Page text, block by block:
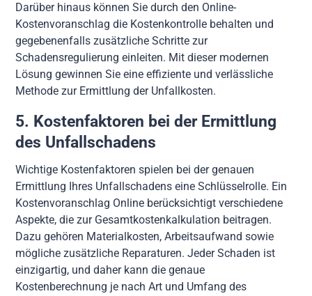
Darüber hinaus können Sie durch den Online-
Kostenvoranschlag die Kostenkontrolle behalten und
gegebenenfalls zusätzliche Schritte zur
Schadensregulierung einleiten. Mit dieser modernen
Lösung gewinnen Sie eine effiziente und verlässliche
Methode zur Ermittlung der Unfallkosten.
5. Kostenfaktoren bei der Ermittlung
des Unfallschadens
Wichtige Kostenfaktoren spielen bei der genauen
Ermittlung Ihres Unfallschadens eine Schlüsselrolle. Ein
Kostenvoranschlag Online berücksichtigt verschiedene
Aspekte, die zur Gesamtkostenkalkulation beitragen.
Dazu gehören Materialkosten, Arbeitsaufwand sowie
mögliche zusätzliche Reparaturen. Jeder Schaden ist
einzigartig, und daher kann die genaue
Kostenberechnung je nach Art und Umfang des